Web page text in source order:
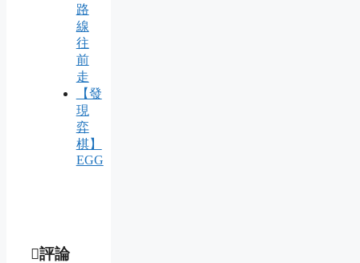
路
線
往
前
走
【發
現
弈
棋】
EGG
評論